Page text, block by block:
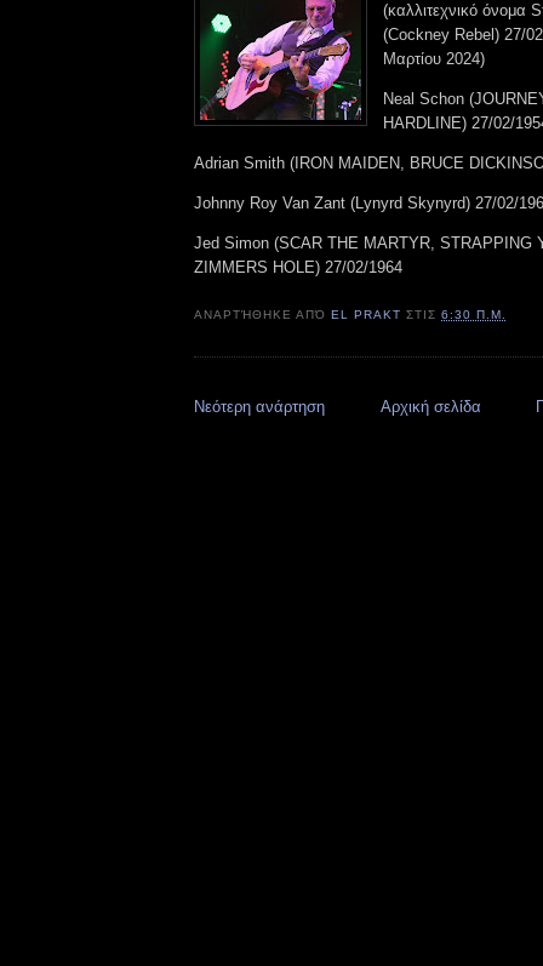
(καλλιτεχνικό όνομα
(Cockney Rebel) 27/
Μαρτίου 2024)
Neal Schon
HARDLINE) 27/02/
Adrian Smith (IRON MAIDEN, BRUCE
Johnny Roy Van Zant (Lynyrd Skynyrd) 27/02/
Jed Simon (SCAR THE MARTYR, STRAPPING
ZIMMERS HOLE) 27/02/1964
ΑΝΑΡΤΉΘΗΚΕ ΑΠΌEL PRAKT ΣΤΙΣ6:30 Π.Μ.
Νεότερη ανάρτηση Αρχική σελίδα